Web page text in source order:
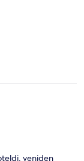
yeniden